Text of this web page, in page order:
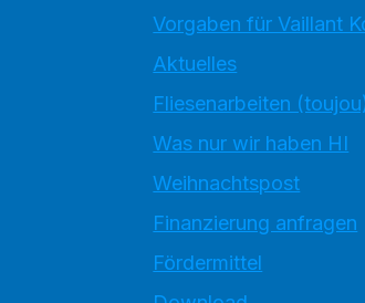
Vorgaben für Vaillant
Aktuelles
Fliesenarbeiten
Was nur wir haben HI
Weihnachtspost
Finanzierung anfragen
Fördermittel